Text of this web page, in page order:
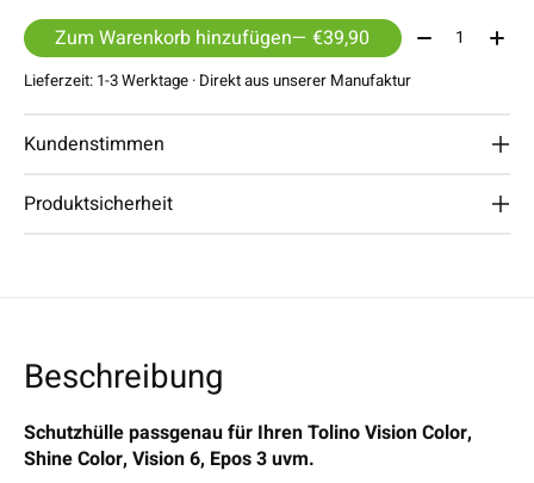
Zum Warenkorb hinzufügen — €39,90 Menge:
Lieferzeit: 1-3 Werktage · Direkt aus unserer Manufaktur
Kundenstimmen
Produktsicherheit
Beschreibung
Schutzhülle passgenau für Ihren Tolino Vision Color,
Shine Color, Vision 6, Epos 3 uvm.